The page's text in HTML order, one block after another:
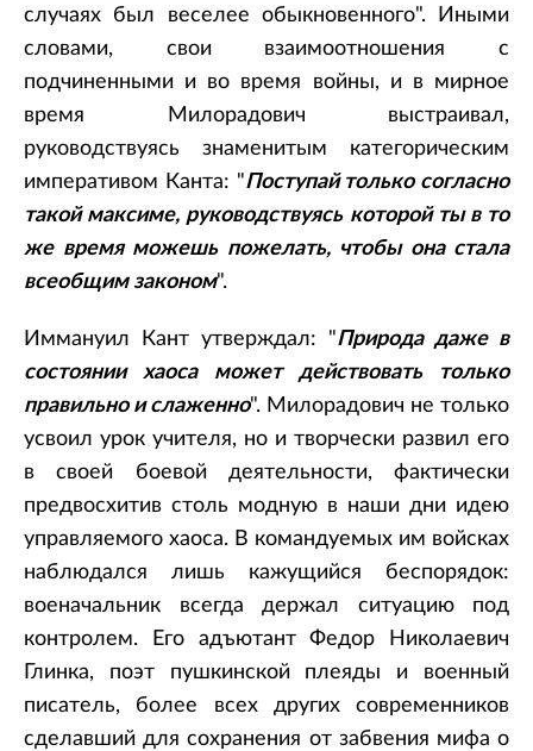
случаях был веселее обыкновенного". Иными
словами, свои взаимоотношения с
подчиненными и во время войны, и в мирное
время Милорадович выстраивал,
руководствуясь знаменитым категорическим
императивом Канта: "Поступай только согласно
такой максиме, руководствуясь которой ты в то
же время можешь пожелать, чтобы она стала
всеобщим законом".
Иммануил Кант утверждал: "Природа даже в
состоянии хаоса может действовать только
правильно и слаженно". Милорадович не только
усвоил урок учителя, но и творчески развил его
в своей боевой деятельности, фактически
предвосхитив столь модную в наши дни идею
управляемого хаоса. В командуемых им войсках
наблюдался лишь кажущийся беспорядок:
военачальник всегда держал ситуацию под
контролем. Его адъютант Федор Николаевич
Глинка, поэт пушкинской плеяды и военный
писатель, более всех других современников
сделавший для сохранения от забвения мифа о